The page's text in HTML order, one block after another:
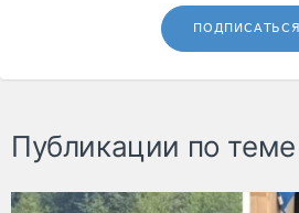
ПОДПИСАТЬСЯ
Публикации по теме